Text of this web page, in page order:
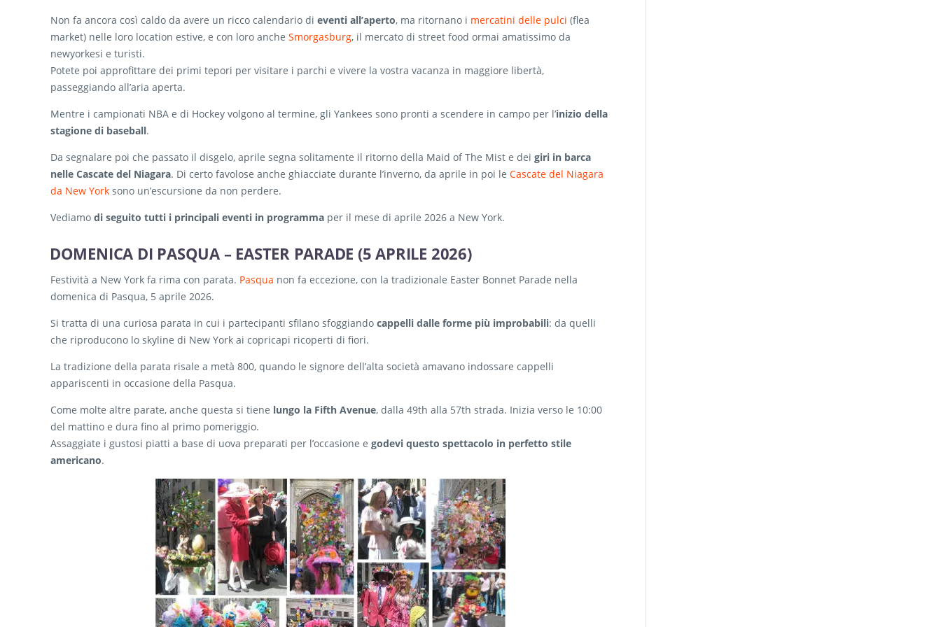
Ottimo rapporto qualità/prezzo, posizione strategica, alcune camere con vista sulla città.
da Milano da Roma
confortevoli
Vedi i prezzi e prenota all’DoubleTree by Hilton
Alloggia appena fuori Manhattan, all’
Valutazione: 8,4 su 5– Posizione strategica per il centro, camere spaziose e confortevoli
Vedi i prezzi e prenota all’Hotel Nesva
Non fa ancora così caldo da avere un ricco calendario di eventi all’aperto, ma ritornano i mercatini delle pulci (flea
market) nelle loro location estive, e con loro anche Smorgasburg, il mercato di street food ormai amatissimo da
newyorkesi e turisti.
Potete poi approfittare dei primi tepori per visitare i parchi e vivere la vostra vacanza in maggiore libertà,
passeggiando all’aria aperta.
Mentre i campionati NBA e di Hockey volgono al termine, gli Yankees sono pronti a scendere in campo per l’inizio della
stagione di baseball.
Da segnalare poi che passato il disgelo, aprile segna solitamente il ritorno della Maid of The Mist e dei giri in barca
nelle Cascate del Niagara. Di certo favolose anche ghiacciate durante l’inverno, da aprile in poi le Cascate del Niagara
da New York sono un’escursione da non perdere.
Vediamo di seguito tutti i principali eventi in programma per il mese di aprile 2026 a New York.
DOMENICA DI PASQUA – EASTER PARADE (5 APRILE 2026)
Festività a New York fa rima con parata. Pasqua non fa eccezione, con la tradizionale Easter Bonnet Parade nella
domenica di Pasqua, 5 aprile 2026.
Si tratta di una curiosa parata in cui i partecipanti sfilano sfoggiando cappelli dalle forme più improbabili: da quelli
che riproducono lo skyline di New York ai copricapi ricoperti di fiori.
La tradizione della parata risale a metà 800, quando le signore dell’alta società amavano indossare cappelli
appariscenti in occasione della Pasqua.
Come molte altre parate, anche questa si tiene lungo la Fifth Avenue, dalla 49th alla 57th strada. Inizia verso le 10:00
del mattino e dura fino al primo pomeriggio.
Assaggiate i gustosi piatti a base di uova preparati per l’occasione e godevi questo spettacolo in perfetto stile
americano.